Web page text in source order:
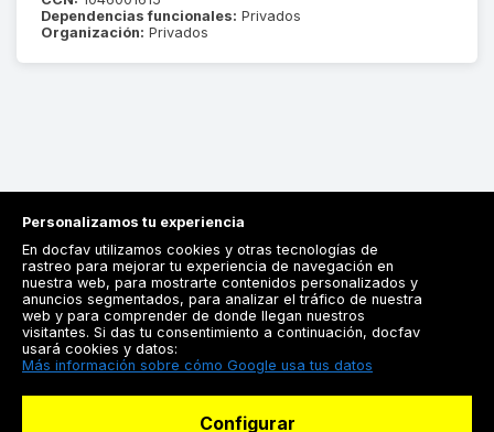
Dependencias funcionales: Privados
Organización: Privados
Registrarse
Docfav
Personalizamos tu experiencia
En docfav utilizamos cookies y otras tecnologías de
rastreo para mejorar tu experiencia de navegación en
nuestra web, para mostrarte contenidos personalizados y
anuncios segmentados, para analizar el tráfico de nuestra
web y para comprender de donde llegan nuestros
visitantes. Si das tu consentimiento a continuación, docfav
usará cookies y datos:
Más información sobre cómo Google usa tus datos
Configurar